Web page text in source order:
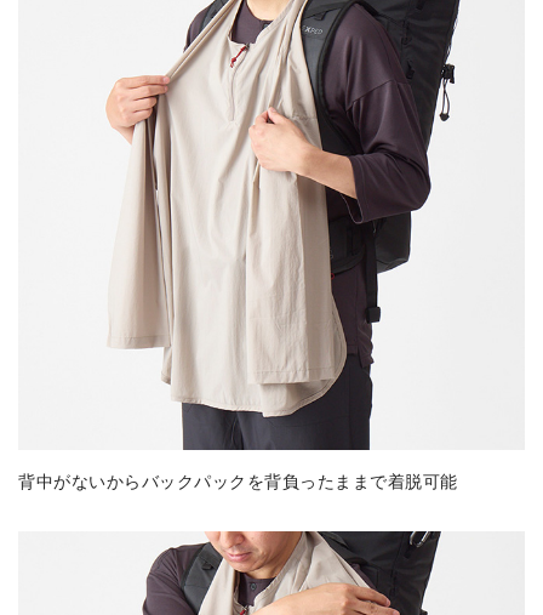
背中がないからバックパックを背負ったままで着脱可能